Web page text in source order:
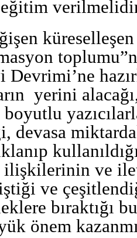
Devrimi’ne
yerini
devasa
ilişkilerinin ve
ve
bıraktığı
önem